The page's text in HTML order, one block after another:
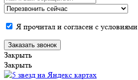
Я прочитал и согласен с условиями
Заказать звонок
Закрыть
Закрыть